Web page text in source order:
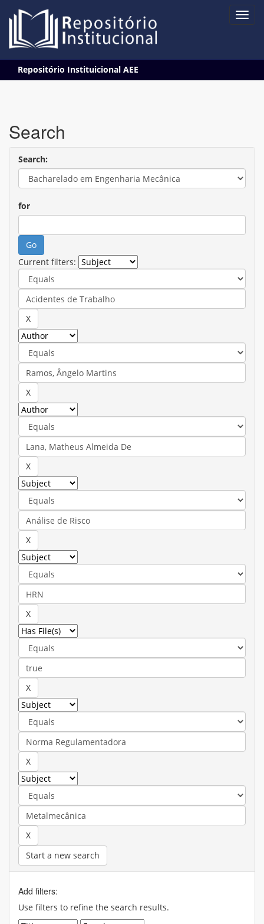
navigation
Repositório Instituicional AEE
Search
Search:
for
Current filters:
Start a new search
Add filters:
Use filters to refine the search results.